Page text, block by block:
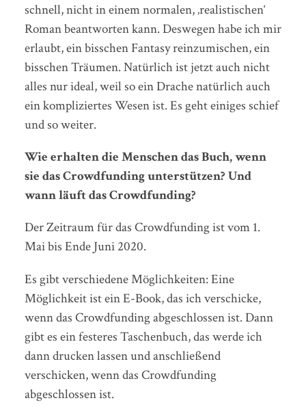
schnell, nicht in einem normalen, ‚realistischen‘
Roman beantworten kann. Deswegen habe ich mir
erlaubt, ein bisschen Fantasy reinzumischen, ein
bisschen Träumen. Natürlich ist jetzt auch nicht
alles nur ideal, weil so ein Drache natürlich auch
ein kompliziertes Wesen ist. Es geht einiges schief
und so weiter.
Wie erhalten die Menschen das Buch, wenn
sie das Crowdfunding unterstützen? Und
wann läuft das Crowdfunding?
Der Zeitraum für das Crowdfunding ist vom 1.
Mai bis Ende Juni 2020.
Es gibt verschiedene Möglichkeiten: Eine
Möglichkeit ist ein E-Book, das ich verschicke,
wenn das Crowdfunding abgeschlossen ist. Dann
gibt es ein festeres Taschenbuch, das werde ich
dann drucken lassen und anschließend
verschicken, wenn das Crowdfunding
abgeschlossen ist.